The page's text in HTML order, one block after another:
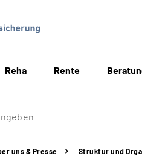
Reha Rente
uns & Presse Struktur und